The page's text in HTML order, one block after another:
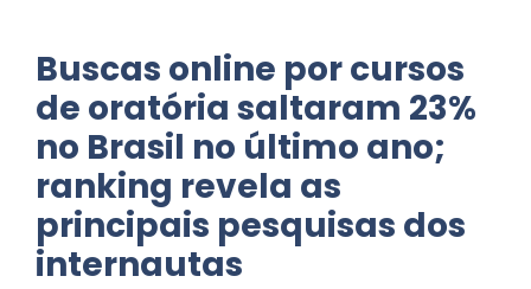
Buscas online por cursos
de oratória saltaram 23%
no Brasil no último ano;
ranking revela as
principais pesquisas dos
internautas